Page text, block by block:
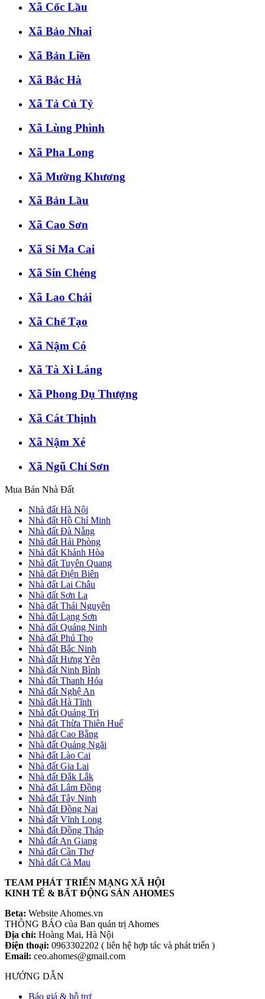
Xã Cốc Lầu
Xã Bảo Nhai
Xã Bản Liền
Xã Bắc Hà
Xã Tả Củ Tỷ
Xã Lùng Phình
Xã Pha Long
Xã Mường Khương
Xã Bản Lầu
Xã Cao Sơn
Xã Si Ma Cai
Xã Sín Chéng
Xã Lao Chải
Xã Chế Tạo
Xã Nậm Có
Xã Tà Xi Láng
Xã Phong Dụ Thượng
Xã Cát Thịnh
Xã Nậm Xé
Xã Ngũ Chỉ Sơn
Mua Bán Nhà Đất
Nhà đất Hà Nội
Nhà đất Hồ Chí Minh
Nhà đất Đà Nẵng
Nhà đất Hải Phòng
Nhà đất Khánh Hòa
Nhà đất Tuyên Quang
Nhà đất Điện Biên
Nhà đất Lai Châu
Nhà đất Sơn La
Nhà đất Thái Nguyên
Nhà đất Lạng Sơn
Nhà đất Quảng Ninh
Nhà đất Phú Thọ
Nhà đất Bắc Ninh
Nhà đất Hưng Yên
Nhà đất Ninh Bình
Nhà đất Thanh Hóa
Nhà đất Nghệ An
Nhà đất Hà Tĩnh
Nhà đất Quảng Trị
Nhà đất Thừa Thiên Huế
Nhà đất Cao Bằng
Nhà đất Quảng Ngãi
Nhà đất Lào Cai
Nhà đất Gia Lai
Nhà đất Đắk Lắk
Nhà đất Lâm Đồng
Nhà đất Tây Ninh
Nhà đất Đồng Nai
Nhà đất Vĩnh Long
Nhà đất Đồng Tháp
Nhà đất An Giang
Nhà đất Cần Thơ
Nhà đất Cà Mau
TEAM PHÁT TRIỂN MẠNG XÃ HỘI
KINH TẾ & BẤT ĐỘNG SẢN AHOMES
Beta: Website Ahomes.vn
THÔNG BÁO của Ban quản trị Ahomes
Địa chỉ: Hoàng Mai, Hà Nội
Điện thoại: 0963302202 ( liên hệ hợp tác và phát triển )
Email: ceo.ahomes@gmail.com
HƯỚNG DẪN
Báo giá & hỗ trợ